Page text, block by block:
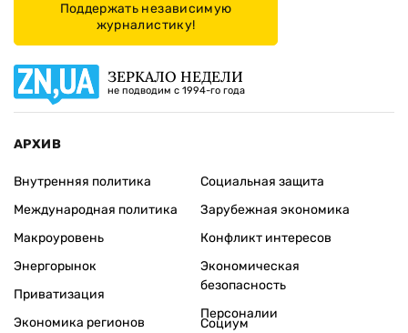
Поддержать независимую
журналистику!
ЗЕРКАЛО НЕДЕЛИ
не подводим с 1994-го года
АРХИВ
Внутренняя политика
Международная политика
Макроуровень
Энергорынок
Приватизация
Экономика регионов
Социальная защита
Зарубежная экономика
Конфликт интересов
Экономическая
безопасность
Персоналии
Социум